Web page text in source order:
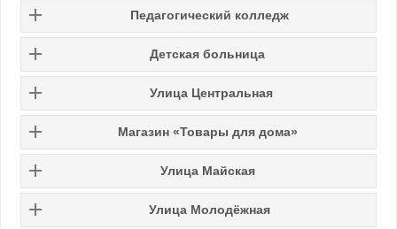
Педагогический колледж
Детская больница
Улица Центральная
Магазин «Товары для дома»
Улица Майская
Улица Молодёжная